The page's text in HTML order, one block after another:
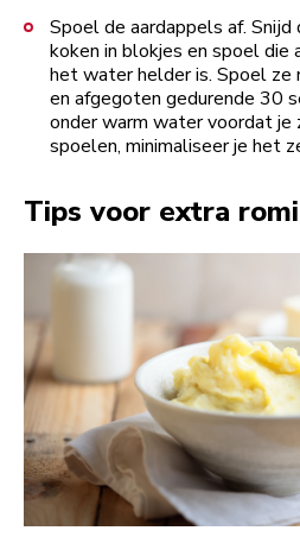
Spoel de aardappels af.
koken in blokjes en spoel
het water helder is. Spoel
en afgegoten gedurende 30
onder warm water voordat je
spoelen, minimaliseer je het
Tips voor extra